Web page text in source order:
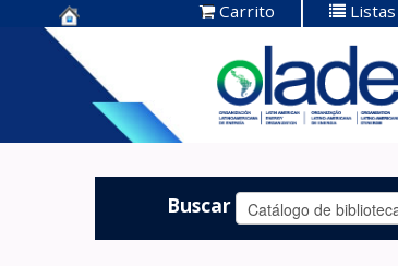
Centro de
Documentación
OLADE -
Carrito Listas
Buscar